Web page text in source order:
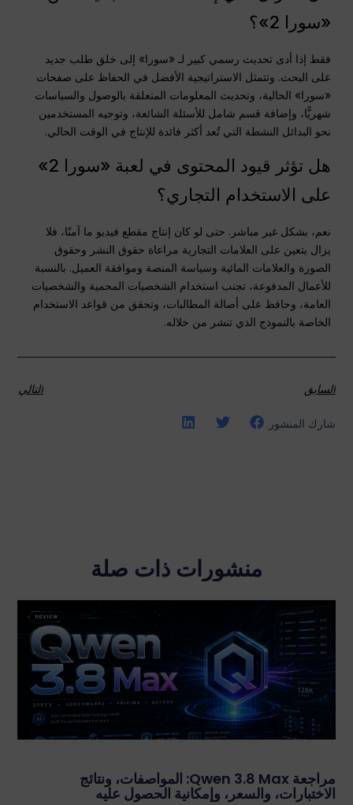
«سورا 2»؟
فقط إذا أدى تحديث رسمي كبير لـ «سورا» إلى خلق طلب جديد
على البحث. وتتمثل الاستراتيجية الأفضل في الحفاظ على صفحات
«سورا» الحالية، وتحديث المعلومات المتعلقة بالوصول والسياسات
شهريًّا، وإضافة قسم شامل للأسئلة الشائعة، وتوجيه المستخدمين
نحو البدائل النشطة التي تُعد أكثر فائدة للإنتاج في الوقت الحالي.
هل تؤثر قيود المحتوى في لعبة «سورا 2»
على الاستخدام التجاري؟
نعم، بشكل غير مباشر. حتى لو كان إنتاج مقطع فيديو ما آمنًا، فلا
يزال يتعين على العلامات التجارية مراعاة حقوق النشر وحقوق
الصورة والعلامات المائية وسياسة المنصة وموافقة العميل. بالنسبة
للأعمال المدفوعة، تجنب استخدام الشخصيات المحمية والشخصيات
العامة، وحافظ على أصالة المطالبات، وتحقق من قواعد الاستخدام
الخاصة بالنموذج الذي تنشر من خلاله.
السابق التالي
شارك المنشور:
منشورات ذات صلة
مراجعة Qwen 3.8 Max: المواصفات، ونتائج
الاختبارات، والسعر، وإمكانية الحصول عليه